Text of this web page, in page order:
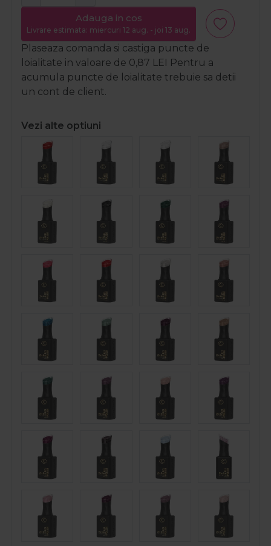
Adauga in cos
Livrare estimata: miercuri 12 aug. - joi 13 aug.
Plaseaza comanda si castiga puncte de
loialitate in valoare de 0,87 LEI Pentru a
acumula puncte de loialitate trebuie sa detii
un cont de client.
Vezi alte optiuni